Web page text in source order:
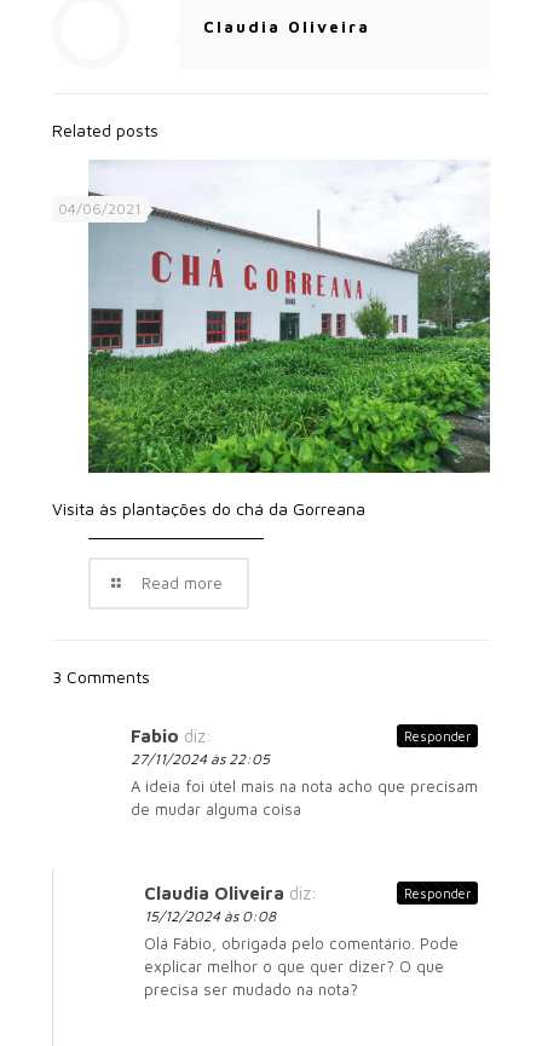
Claudia Oliveira
Related posts
04/06/2021
Visita às plantações do chá da Gorreana
Read more
3 Comments
Fabio diz:
27/11/2024 às 22:05
A ideia foi útel mais na nota acho que precisam
de mudar alguma coisa
Responder
Claudia Oliveira diz:
15/12/2024 às 0:08
Olá Fábio, obrigada pelo comentário. Pode
explicar melhor o que quer dizer? O que
precisa ser mudado na nota?
Responder